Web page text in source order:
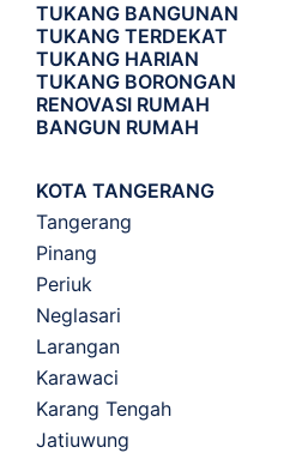
TUKANG BANGUNAN
TUKANG TERDEKAT
TUKANG HARIAN
TUKANG BORONGAN
RENOVASI RUMAH
BANGUN RUMAH
KOTA TANGERANG
Tangerang
Pinang
Periuk
Neglasari
Larangan
Karawaci
Karang Tengah
Jatiuwung